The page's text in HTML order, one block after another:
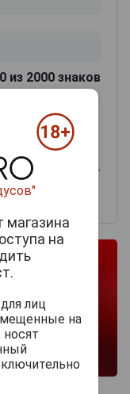
0 из 2000 знаков
магазина
на
лиц
на
носят